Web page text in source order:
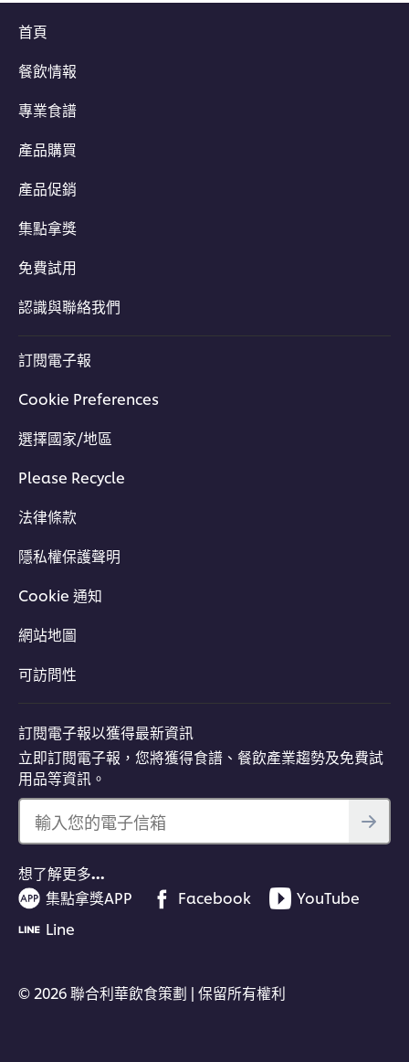
首頁
餐飲情報
專業食譜
產品購買
產品促銷
集點拿獎
免費試用
認識與聯絡我們
訂閱電子報
Cookie Preferences
選擇國家/地區
Please Recycle
法律條款
隱私權保護聲明
Cookie 通知
網站地圖
可訪問性
訂閱電子報以獲得最新資訊
立即訂閱電子報，您將獲得食譜、餐飲產業趨勢及免費試
用品等資訊。
輸入您的電子信箱
想了解更多…
集點拿獎APP
Facebook
YouTube
Line
© 2026 聯合利華飲食策劃 | 保留所有權利